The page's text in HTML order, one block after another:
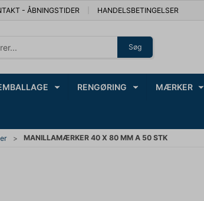
- ÅBNINGSTIDER HANDELSBETINGELSER
Søg
RENGØRING MÆRKER
MANILLAMÆRKER 40 X 80 MM A 50 STK